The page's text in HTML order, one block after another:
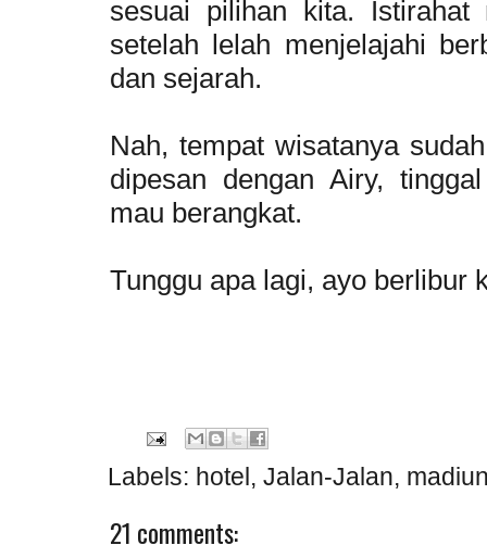
sesuai pilihan kita.
setelah lelah menjelajahi
dan sejarah.
Nah, tempat wisatanya
dipesan dengan Airy,
mau berangkat.
Tunggu apa lagi, ayo berlibur
Labels: hotel , Jalan-Jalan,
21 comments: